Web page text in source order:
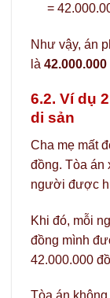
=
Như vậy, án
là
6.2. Ví dụ
di sản
Cha mẹ mất
đồng. Tòa án
người được
Khi đó, mỗi
đồng mình
42.000.000